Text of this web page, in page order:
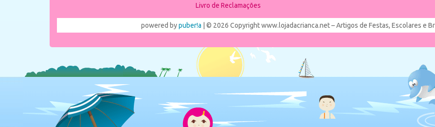
Livro de Reclamações
powered bypuber!a | © 2026 Copyright www.lojadacrianca.net – Artigos de Festas, Escolares e